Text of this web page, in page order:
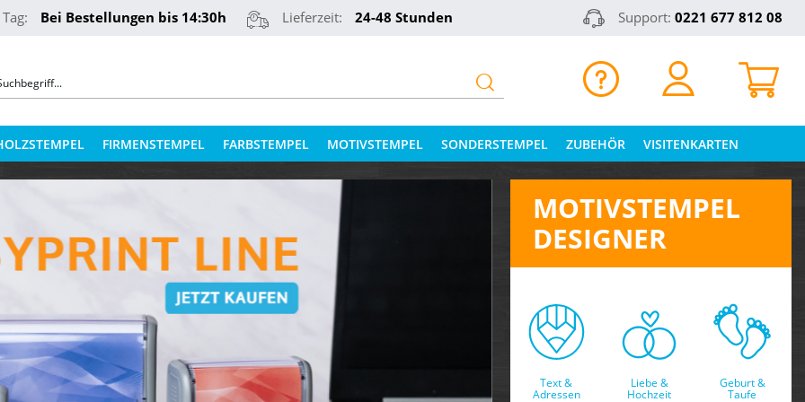
Bei Bestellungen bis 14:30h Lieferzeit: 24-48 Stunden Support: 0221 677 812 08
FIRMENSTEMPEL FARBSTEMPEL MOTIVSTEMPEL SONDERSTEMPEL
PRÄGEZANGEN
REINER NUMEROTEURE
TEXTILSTEMPEL
QR-CODE STEMPEL
ZUBEHÖR
COLOP STEMPELKISSEN
ERSATZPLATTEN NACH GRÖSSE
ERSATZKISSEN
STEMPELFARBEN
STEMPELKISSEN FÜR HOLZSTEMPEL
VISITENKARTEN
MOTIVSTEMPEL
DESIGNER
Text &
Adressen
Liebe &
Hochzeit
Geburt &
Taufe